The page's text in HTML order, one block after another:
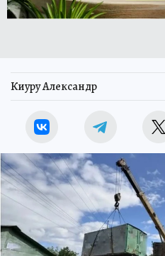
Киуру Александр